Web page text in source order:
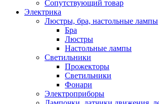
Сопутствующий товар
Электрика
Люстры, бра, настольные лампы
Бра
Люстры
Настольные лампы
Светильники
Прожекторы
Светильники
Фонари
Электроприборы